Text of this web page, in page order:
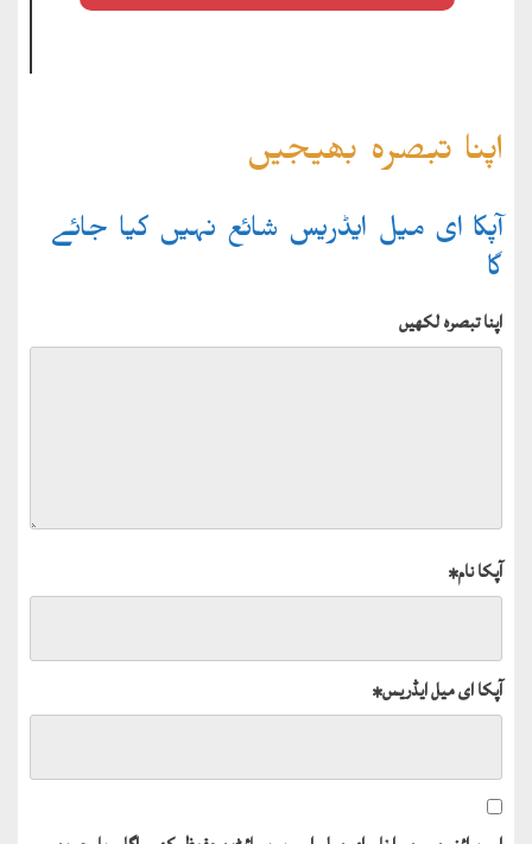
اپنا تبصرہ بھیجیں
آپکا ای میل ایڈریس شائع نہیں کیا جائے
گا
اپنا تبصرہ لکھیں
آپکا نام*
آپکا ای میل ایڈریس*